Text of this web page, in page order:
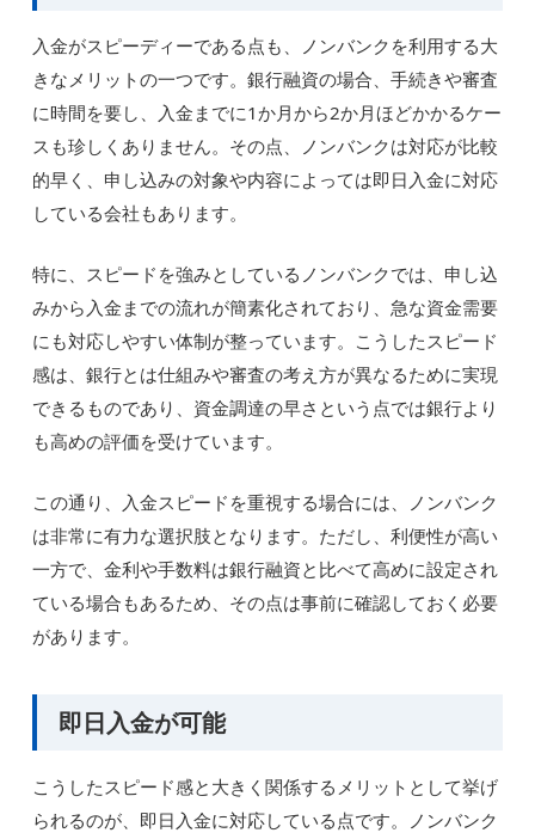
入金がスピーディーである点も、ノンバンクを利用する大
きなメリットの一つです。銀行融資の場合、手続きや審査
に時間を要し、入金までに1か月から2か月ほどかかるケー
スも珍しくありません。その点、ノンバンクは対応が比較
的早く、申し込みの対象や内容によっては即日入金に対応
している会社もあります。
特に、スピードを強みとしているノンバンクでは、申し込
みから入金までの流れが簡素化されており、急な資金需要
にも対応しやすい体制が整っています。こうしたスピード
感は、銀行とは仕組みや審査の考え方が異なるために実現
できるものであり、資金調達の早さという点では銀行より
も高めの評価を受けています。
この通り、入金スピードを重視する場合には、ノンバンク
は非常に有力な選択肢となります。ただし、利便性が高い
一方で、金利や手数料は銀行融資と比べて高めに設定され
ている場合もあるため、その点は事前に確認しておく必要
があります。
即日入金が可能
こうしたスピード感と大きく関係するメリットとして挙げ
られるのが、即日入金に対応している点です。ノンバンク